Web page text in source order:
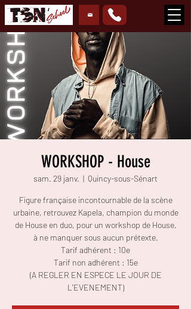
WORKSHOP - House
sam. 29 janv.
  |
Quincy-sous-Sénart
Figure française incontournable de la scène
urbaine, retrouvez Kapela, champion du monde
de House en duo, pour un workshop de House,
à ne manquer sous aucun prétexte.
Tarif adhérent : 10e
Tarif non adhérent : 15e
(A REGLER EN ESPECE LE JOUR DE
L'EVENEMENT)